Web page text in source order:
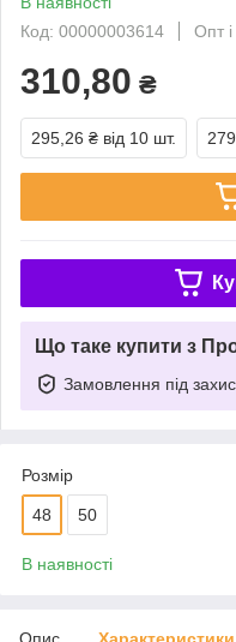
Код: 00000003614
Опт і
310,80 ₴
295,26 ₴ від 10 шт.
Що таке купити з
Замовлення під
Розмір
48 50
В наявності
Опис Характеристики